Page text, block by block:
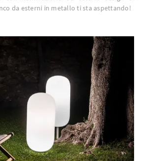
da esterni in metallo ti sta aspettando!